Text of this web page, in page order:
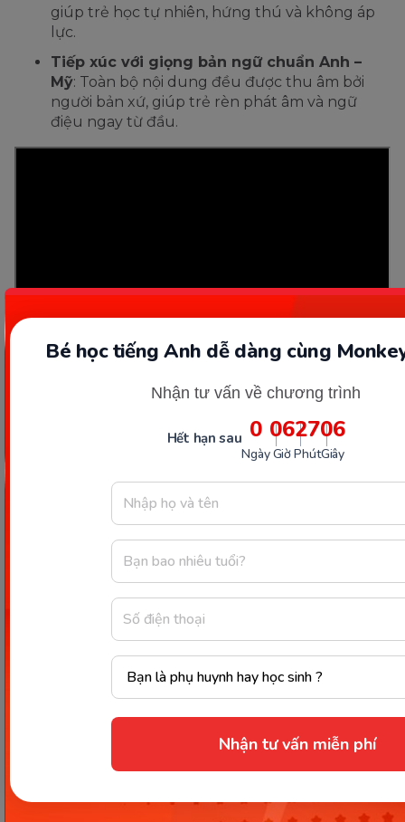
Bé học tiếng Anh dễ dàng cùng
Nhận tư vấn về chương trình
Hết hạn sau 0
Ngày
06
Giờ
27
Phút
05
Giây
Nhận tư vấn miễn phí
giúp trẻ học tự nhiên, hứng thú và không áp
lực.
Tiếp xúc với giọng bản ngữ chuẩn Anh –
Mỹ: Toàn bộ nội dung đều được thu âm bởi
người bản xứ, giúp trẻ rèn phát âm và ngữ
điệu ngay từ đầu.
Điểm đặc biệt của Monkey Phonics là lộ trình được
cá nhân hóa theo trình độ của từng bé. Nhờ đó, con
không bị quá tải với kiến thức khó, cũng không cảm
thấy nhàm chán khi học nội dung quá dễ. Đây là
bước đệm quan trọng để trẻ tiến sang chặng
Reading Comprehension, nơi kỹ năng đọc hiểu và
giao tiếp được phát triển toàn diện.
Với Monkey Phonics trên Monkey Stories, trẻ có thể
vừa học ngữ âm, vừa rèn kỹ năng đọc qua truyện
tranh tương tác hấp dẫn.
phí ngay hôm nayđể con trải nghiệm hành trình
học Phonics khoa học, thú vị và hiệu quả!